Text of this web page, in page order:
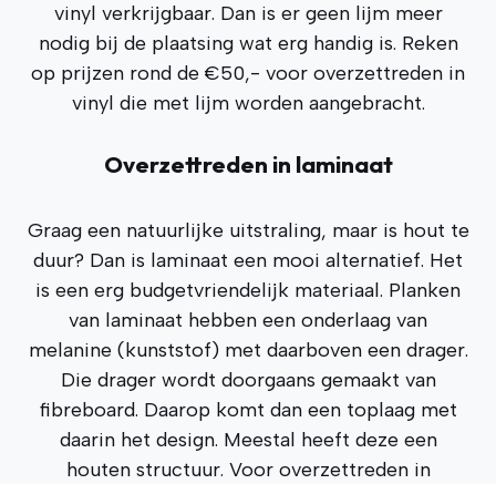
vinyl verkrijgbaar. Dan is er geen lijm meer
nodig bij de plaatsing wat erg handig is. Reken
op prijzen rond de €50,- voor overzettreden in
vinyl die met lijm worden aangebracht.
Overzettreden in laminaat
Graag een natuurlijke uitstraling, maar is hout te
duur? Dan is laminaat een mooi alternatief. Het
is een erg budgetvriendelijk materiaal. Planken
van laminaat hebben een onderlaag van
melanine (kunststof) met daarboven een drager.
Die drager wordt doorgaans gemaakt van
fibreboard. Daarop komt dan een toplaag met
daarin het design. Meestal heeft deze een
houten structuur. Voor overzettreden in